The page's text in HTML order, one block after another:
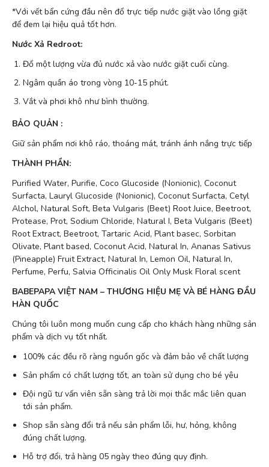
*Với vết bẩn cứng đầu nên đổ trực tiếp nước giặt vào lồng giặt
để đem lại hiệu quả tốt hơn.
Nước Xả Redroot:
Đổ một lượng vừa đủ nước xả vào nước giặt cuối cùng.
Ngâm quần áo trong vòng 10-15 phút.
Vắt và phơi khô như bình thường.
BẢO QUẢN :
Giữ sản phẩm nơi khô ráo, thoáng mát, tránh ánh nắng trực tiếp
THÀNH PHẦN:
Purified Water, Purifie, Coco Glucoside (Nonionic), Coconut
Surfacta, Lauryl Glucoside (Nonionic), Coconut Surfacta, Cetyl
Alchol, Natural Soft, Beta Vulgaris (Beet) Root Juice, Beetroot,
Protease, Prot, Sodium Chloride, Natural I, Beta Vulgaris (Beet)
Root Extract, Beetroot, Tartaric Acid, Plant basec, Sorbitan
Olivate, Plant based, Coconut Acid, Natural In, Ananas Sativus
(Pineapple) Fruit Extract, Natural In, Lemon Oil, Natural In,
Perfume, Perfu, Salvia Officinalis Oil Only Musk Floral scent
BABEPAPA VIỆT NAM – THƯƠNG HIỆU MẸ VÀ BÉ HÀNG ĐẦU
HÀN QUỐC
Chúng tôi luôn mong muốn cung cấp cho khách hàng những sản
phẩm và dịch vụ tốt nhất.
100% các đều rõ ràng nguồn gốc và đảm bảo về chất lượng
Sản phẩm có chất lượng tốt, an toàn sử dụng cho bé yêu
Đội ngũ tư vấn viên sẵn sàng trả lời mọi thắc mắc liên quan
tới sản phẩm.
Shop sẵn sàng đổi trả nếu sản phẩm lỗi, hư, hỏng, không
đúng chất lượng.
Hỗ trợ đổi, trả hàng 05 ngày theo đúng quy định.